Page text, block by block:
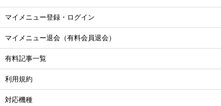
マイメニュー登録・ログイン
マイメニュー退会（有料会員退会）
有料記事一覧
利用規約
対応機種